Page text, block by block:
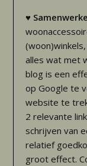
♥
alles wat met
blog is een
op Google te
website te
2 relevante
schrijven van
relatief
groot effect.